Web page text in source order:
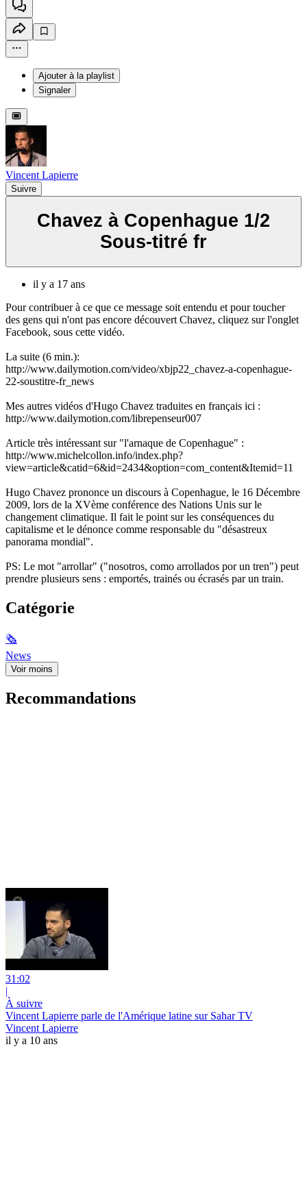
Ajouter à la playlist
Signaler
Vincent Lapierre
Suivre
Chavez à Copenhague 1/2
Sous-titré fr
il y a 17 ans
Pour contribuer à ce que ce message soit entendu et pour toucher
des gens qui n'ont pas encore découvert Chavez, cliquez sur l'onglet
Facebook, sous cette vidéo.
La suite (6 min.):
http://www.dailymotion.com/video/xbjp22_chavez-a-copenhague-
22-soustitre-fr_news
Mes autres vidéos d'Hugo Chavez traduites en français ici :
http://www.dailymotion.com/librepenseur007
Article très intéressant sur "l'arnaque de Copenhague" :
http://www.michelcollon.info/index.php?
view=article&catid=6&id=2434&option=com_content&Itemid=11
Hugo Chavez prononce un discours à Copenhague, le 16 Décembre
2009, lors de la XVème conférence des Nations Unis sur le
changement climatique. Il fait le point sur les conséquences du
capitalisme et le dénonce comme responsable du "désastreux
panorama mondial".
PS: Le mot "arrollar" ("nosotros, como arrollados por un tren") peut
prendre plusieurs sens : emportés, trainés ou écrasés par un train.
Catégorie
🗞
News
Voir moins
Recommandations
31:02
|
À suivre
Vincent Lapierre parle de l'Amérique latine sur Sahar TV
Vincent Lapierre
il y a 10 ans